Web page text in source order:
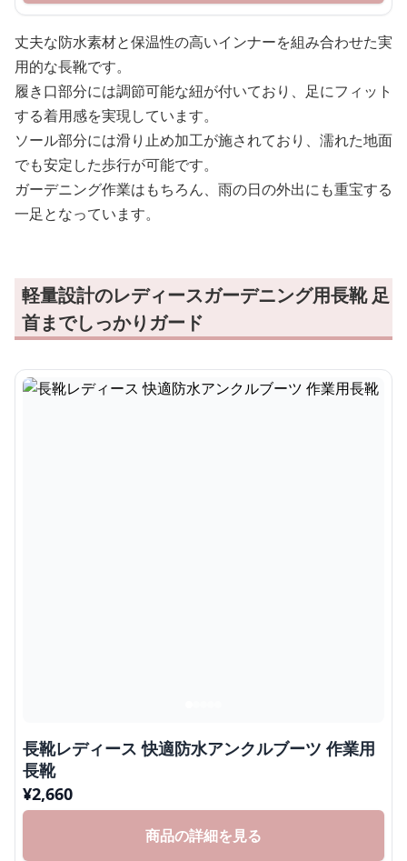
丈夫な防水素材と保温性の高いインナーを組み合わせた実
用的な長靴です。
履き口部分には調節可能な紐が付いており、足にフィット
する着用感を実現しています。
ソール部分には滑り止め加工が施されており、濡れた地面
でも安定した歩行が可能です。
ガーデニング作業はもちろん、雨の日の外出にも重宝する
一足となっています。
軽量設計のレディースガーデニング用長靴 足
首までしっかりガード
長靴レディース 快適防水アンクルブーツ 作業用
長靴
¥2,660
商品の詳細を見る